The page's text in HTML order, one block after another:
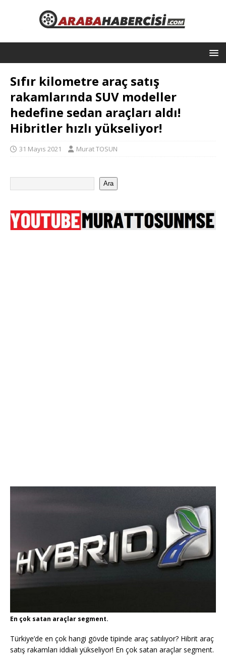
Sıfır kilometre araç satış
rakamlarında SUV modeller
hedefine sedan araçları aldı!
Hibritler hızlı yükseliyor!
31 Mayıs 2021 Murat TOSUN
Ara
En çok satan araçlar segment.
Türkiye’de en çok hangi gövde tipinde araç satılıyor? Hibrit araç
satış rakamları iddialı yükseliyor! En çok satan araçlar segment.